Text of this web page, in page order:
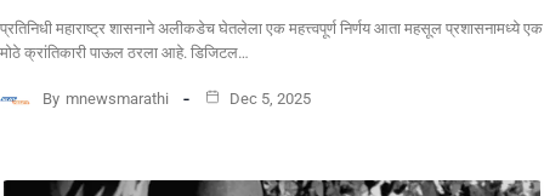
प्रतिनिधी ​महाराष्ट्र शासनाने अलीकडेच घेतलेला एक महत्त्वपूर्ण निर्णय आता महसूल प्रशासनामध्ये एक
मोठे क्रांतिकारी पाऊल ठरला आहे. डिजिटल…
By mnewsmarathi Dec 5, 2025